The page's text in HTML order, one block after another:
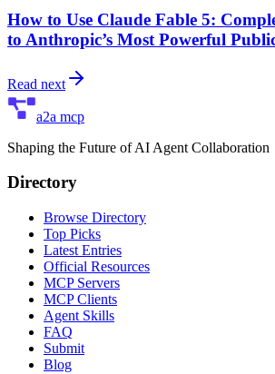
How to Use Claude Fable 5:
to Anthropic’s Most Powerful
Read next
a2a mcp
Shaping the Future of AI Agent Collaboration
Directory
Browse Directory
Top Picks
Latest Entries
Official Resources
MCP Servers
MCP Clients
Agent Skills
FAQ
Submit
Blog